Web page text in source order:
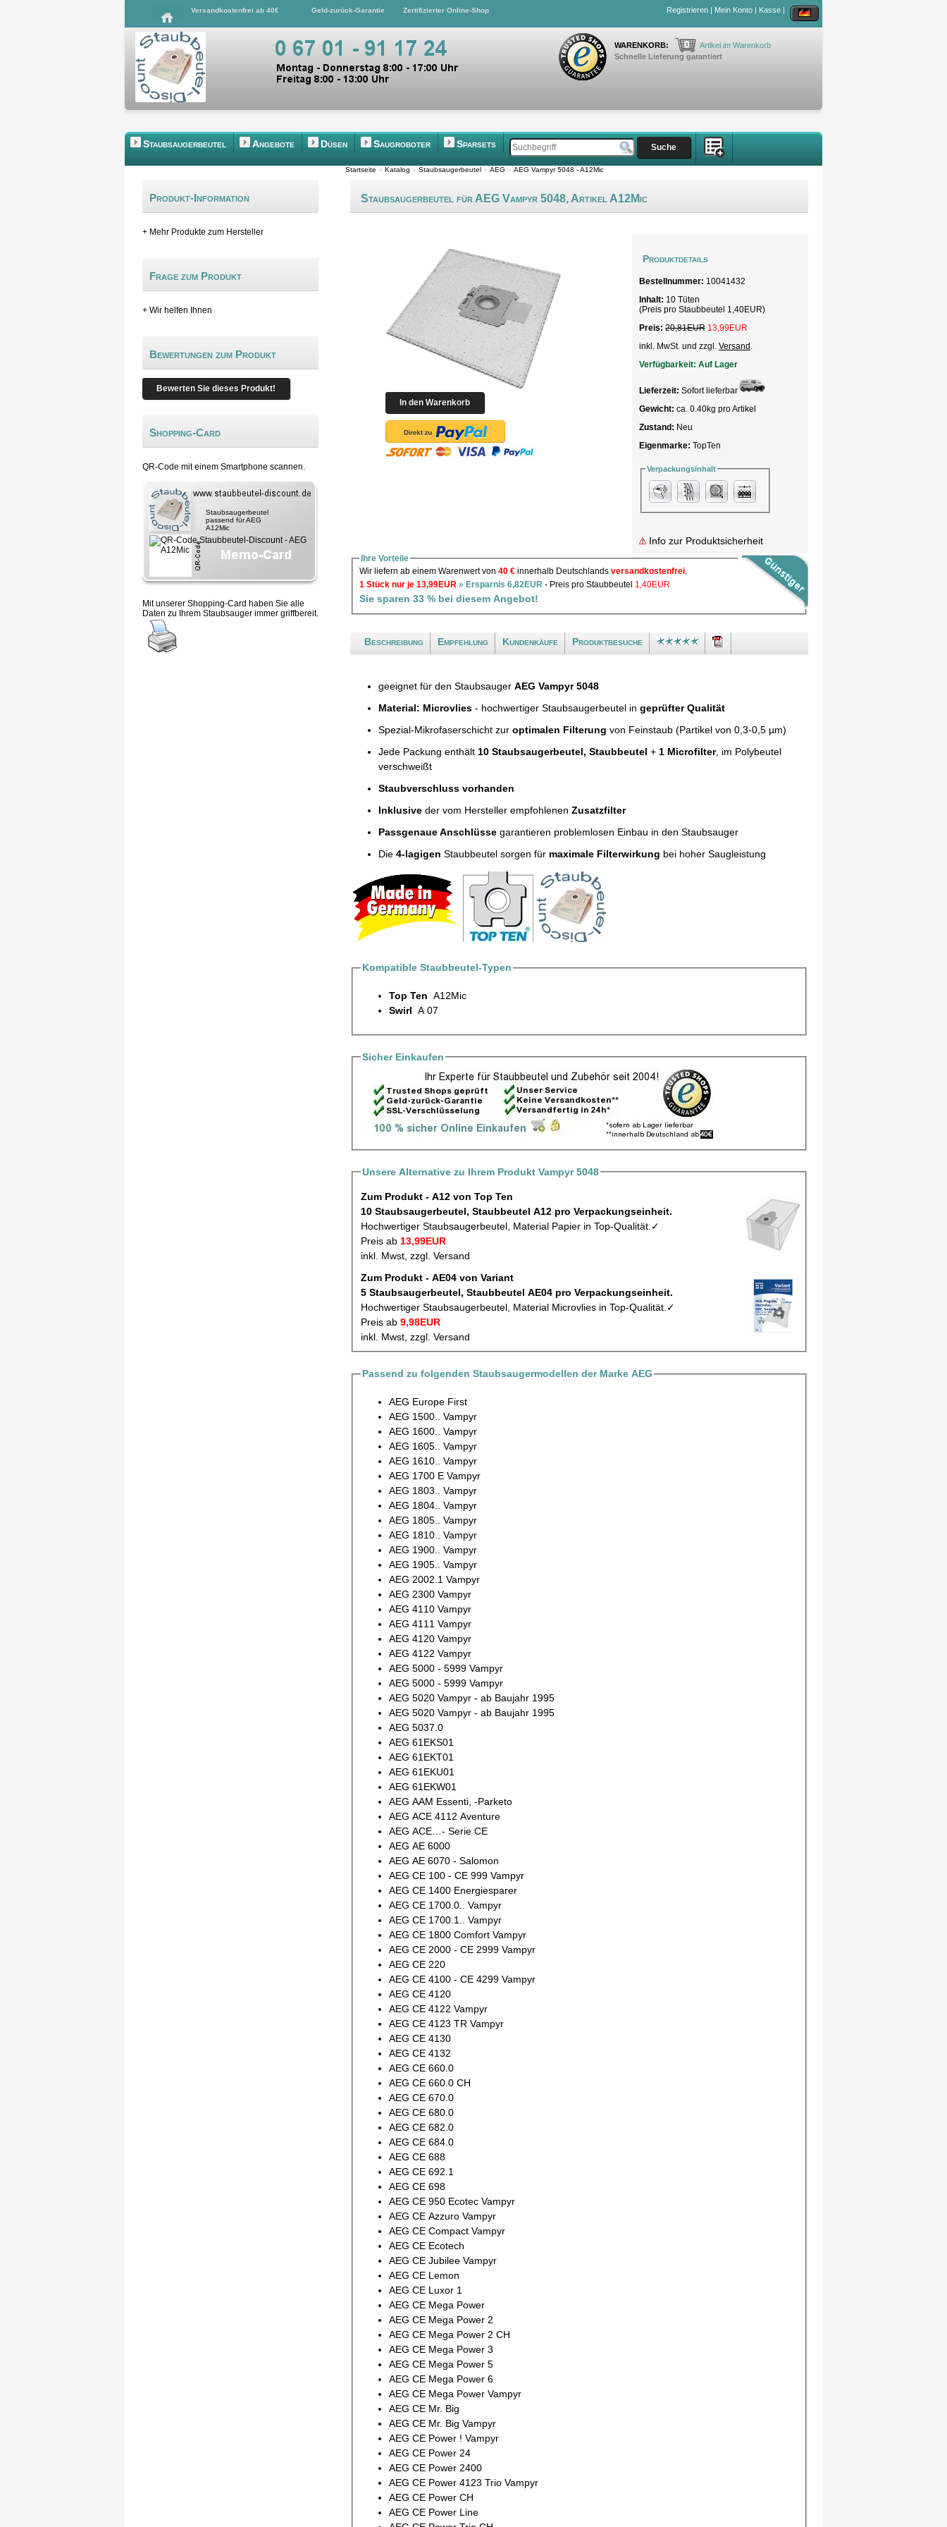
Versandkostenfrei ab 40€ Geld-zurück-Garantie Zertifizierter Online-Shop Registrieren | Mein Konto | Kasse |
WARENKORB: 0
Artikel im Warenkorb
Schnelle Lieferung garantiert
Staubsaugerbeutel Angebote Düsen Saugroboter Sparsets
Startseite » Katalog » Staubsaugerbeutel » AEG » AEG Vampyr 5048 - A12Mic
Staubsaugerbeutel für AEG Vampyr 5048, Artikel A12Mic
Produktdetails
Bestellnummer: 10041432
Inhalt: 10 Tüten
(Preis pro Staubbeutel 1,40EUR)
Preis: 20,81EUR 13,99EUR
inkl. MwSt. und zzgl. Versand
Verfügbarkeit: Auf Lager
Lieferzeit: Sofort lieferbar
Gewicht: ca. 0.40kg pro Artikel
Zustand: Neu
Eigenmarke: TopTen
Verpackungsinhalt
Info zur Produktsicherheit
Ihre Vorteile
Wir liefern ab einem Warenwert von 40 € innerhalb Deutschlands versandkostenfrei
1 Stück nur je 13,99EUR » Ersparnis 6,82EUR - Preis pro Staubbeutel 1,40EUR
Sie sparen 33 % bei diesem Angebot!
Beschreibung Empfehlung Kundenkäufe Produktbesuche
geeignet für den Staubsauger AEG Vampyr 5048
Material: Microvlies - hochwertiger Staubsaugerbeutel in geprüfter Qualität
Spezial-Mikrofaserschicht zur optimalen Filterung von Feinstaub (Partikel von 0,3-0,5 µm)
Jede Packung enthält 10 Staubsaugerbeutel, Staubbeutel + 1 Microfilter, im Polybeutel
verschweißt
Staubverschluss vorhanden
Inklusive der vom Hersteller empfohlenen Zusatzfilter
Passgenaue Anschlüsse garantieren problemlosen Einbau in den Staubsauger
Die 4-lagigen Staubbeutel sorgen für maximale Filterwirkung bei hoher Saugleistung
Kompatible Staubbeutel-Typen
Top Ten A12Mic
Swirl A 07
Sicher Einkaufen
Unsere Alternative zu Ihrem Produkt Vampyr 5048
Zum Produkt - A12 von Top Ten
10 Staubsaugerbeutel, Staubbeutel A12 pro Verpackungseinheit.
Hochwertiger Staubsaugerbeutel, Material Papier in Top-Qualität.✓
Preis ab 13,99EUR
inkl. Mwst, zzgl. Versand
Zum Produkt - AE04 von Variant
5 Staubsaugerbeutel, Staubbeutel AE04 pro Verpackungseinheit.
Hochwertiger Staubsaugerbeutel, Material Microvlies in Top-Qualität.✓
Preis ab 9,98EUR
inkl. Mwst, zzgl. Versand
Passend zu folgenden Staubsaugermodellen der Marke AEG
AEG Europe First
AEG 1500.. Vampyr
AEG 1600.. Vampyr
AEG 1605.. Vampyr
AEG 1610.. Vampyr
AEG 1700 E Vampyr
AEG 1803.. Vampyr
AEG 1804.. Vampyr
AEG 1805.. Vampyr
AEG 1810.. Vampyr
AEG 1900.. Vampyr
AEG 1905.. Vampyr
AEG 2002.1 Vampyr
AEG 2300 Vampyr
AEG 4110 Vampyr
AEG 4111 Vampyr
AEG 4120 Vampyr
AEG 4122 Vampyr
AEG 5000 - 5999 Vampyr
AEG 5000 - 5999 Vampyr
AEG 5020 Vampyr - ab Baujahr 1995
AEG 5020 Vampyr - ab Baujahr 1995
AEG 5037.0
AEG 61EKS01
AEG 61EKT01
AEG 61EKU01
AEG 61EKW01
AEG AAM Essenti, -Parketo
AEG ACE 4112 Aventure
AEG ACE…- Serie CE
AEG AE 6000
AEG AE 6070 - Salomon
AEG CE 100 - CE 999 Vampyr
AEG CE 1400 Energiesparer
AEG CE 1700.0.. Vampyr
AEG CE 1700.1.. Vampyr
AEG CE 1800 Comfort Vampyr
AEG CE 2000 - CE 2999 Vampyr
AEG CE 220
AEG CE 4100 - CE 4299 Vampyr
AEG CE 4120
AEG CE 4122 Vampyr
AEG CE 4123 TR Vampyr
AEG CE 4130
AEG CE 4132
AEG CE 660.0
AEG CE 660.0 CH
AEG CE 670.0
AEG CE 680.0
AEG CE 682.0
AEG CE 684.0
AEG CE 688
AEG CE 692.1
AEG CE 698
AEG CE 950 Ecotec Vampyr
AEG CE Azzuro Vampyr
AEG CE Compact Vampyr
AEG CE Ecotech
AEG CE Jubilee Vampyr
AEG CE Lemon
AEG CE Luxor 1
AEG CE Mega Power
AEG CE Mega Power 2
AEG CE Mega Power 2 CH
AEG CE Mega Power 3
AEG CE Mega Power 5
AEG CE Mega Power 6
AEG CE Mega Power Vampyr
AEG CE Mr. Big
AEG CE Mr. Big Vampyr
AEG CE Power ! Vampyr
AEG CE Power 24
AEG CE Power 2400
AEG CE Power 4123 Trio Vampyr
AEG CE Power CH
AEG CE Power Line
Produkt-Information
+ Mehr Produkte zum Hersteller
Frage zum Produkt
+ Wir helfen Ihnen
Bewertungen zum Produkt
Bewerten Sie dieses Produkt!
Shopping-Card
QR-Code mit einem Smartphone scannen.
Staubsaugerbeutel
passend für AEG
A12Mic
Mit unserer Shopping-Card haben Sie alle
Daten zu Ihrem Staubsauger immer griffbereit.